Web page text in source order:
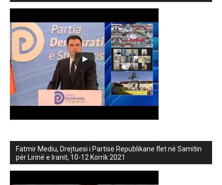
Fatmir Mediu, Drejtuesi i Partisë Republikane flet në Samitin
për Lirinë e Iranit, 10-12 Korrik 2021